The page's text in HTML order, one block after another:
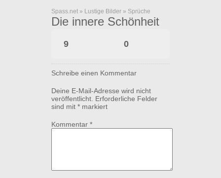
Spass.net » Lustige Bilder » Sprüche
Die innere Schönheit
9 0
Schreibe einen Kommentar
Deine E-Mail-Adresse wird nicht
veröffentlicht. Erforderliche Felder
sind mit * markiert
Kommentar *